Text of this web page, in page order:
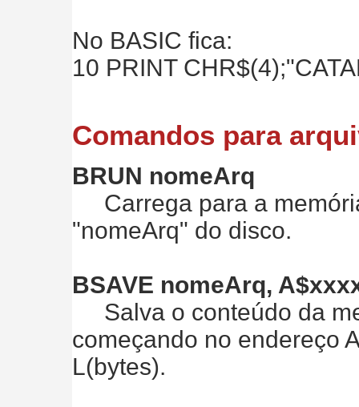
No BASIC fica:
10 PRINT
Comandos para
BRUN nomeArq
Carrega para a
"nomeArq" do disco.
BSAVE nomeArq,
Salva o conteúdo da
começando no endereço
L(bytes).